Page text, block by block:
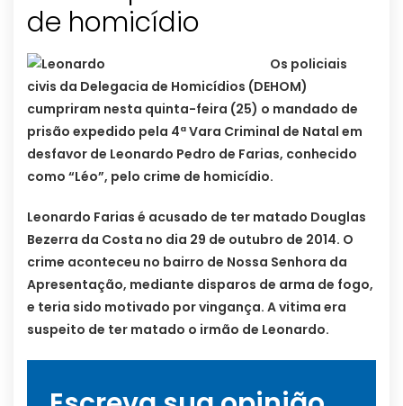
de homicídio
Os policiais
civis da Delegacia de Homicídios (DEHOM)
cumpriram nesta quinta-feira (25) o mandado de
prisão expedido pela 4ª Vara Criminal de Natal em
desfavor de Leonardo Pedro de Farias, conhecido
como “Léo”, pelo crime de homicídio.
Leonardo Farias é acusado de ter matado Douglas
Bezerra da Costa no dia 29 de outubro de 2014. O
crime aconteceu no bairro de Nossa Senhora da
Apresentação, mediante disparos de arma de fogo,
e teria sido motivado por vingança. A vitima era
suspeito de ter matado o irmão de Leonardo.